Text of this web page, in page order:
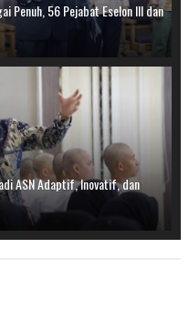
Penuh, 56 Pejabat Eselon III dan
ASN Adaptif, Inovatif, dan